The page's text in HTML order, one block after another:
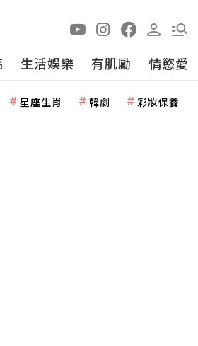
生活娛樂 有肌勵 情慾愛
星座生肖 韓劇 彩妝保養